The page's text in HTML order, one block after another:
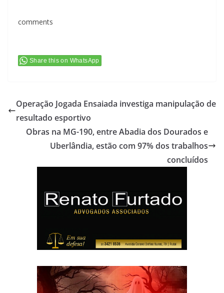
comments
Share this on WhatsApp
Operação Jogada Ensaiada investiga manipulação de
resultado esportivo
Obras na MG-190, entre Abadia dos Dourados e
Uberlândia, estão com 97% dos trabalhos
concluídos